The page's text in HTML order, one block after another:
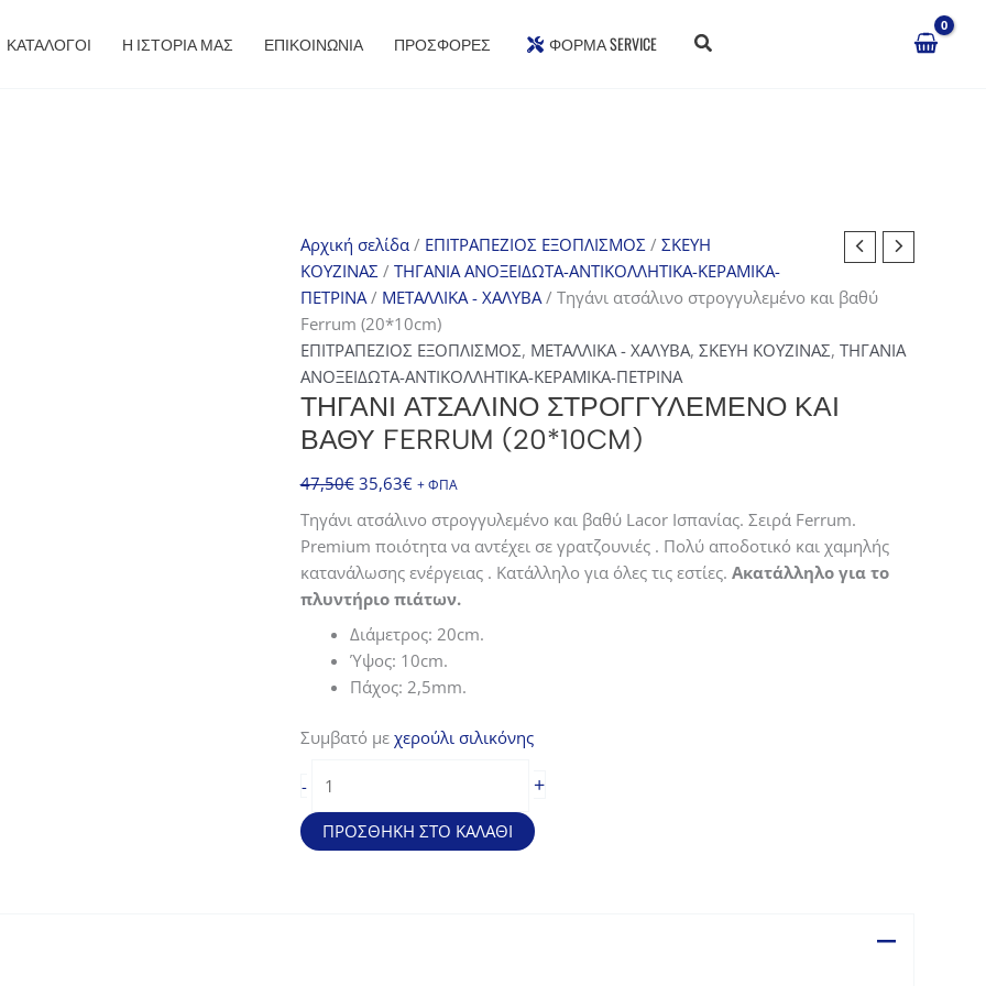
ΚΑΤΑΛΟΓΟΙ Η ΙΣΤΟΡΙΑ ΜΑΣ ΕΠΙΚΟΙΝΩΝΙΑ ΠΡΟΣΦΟΡΈΣ ΦΌΡΜΑ SERVICE
Αρχική σελίδα/ ΕΠΙΤΡΑΠΕΖΙΟΣ ΕΞΟΠΛΙΣΜΟΣ/ ΣΚΕΥΗ
ΚΟΥΖΙΝΑΣ/ ΤΗΓΑΝΙΑ ΑΝΟΞΕΙΔΩΤΑ-ΑΝΤΙΚΟΛΛΗΤΙΚΑ-ΚΕΡΑΜΙΚΑ-
ΠΕΤΡΙΝΑ/ ΜΕΤΑΛΛΙΚΑ - ΧΑΛΥΒΑ/ Τηγάνι ατσάλινο στρογγυλεμένο και βαθύ
Ferrum (20*10cm)
ΕΠΙΤΡΑΠΕΖΙΟΣ ΕΞΟΠΛΙΣΜΟΣ, ΜΕΤΑΛΛΙΚΑ - ΧΑΛΥΒΑ, ΣΚΕΥΗ ΚΟΥΖΙΝΑΣ, ΤΗΓΑΝΙΑ
ΑΝΟΞΕΙΔΩΤΑ-ΑΝΤΙΚΟΛΛΗΤΙΚΑ-ΚΕΡΑΜΙΚΑ-ΠΕΤΡΙΝΑ
ΤΗΓΆΝΙ ΑΤΣΆΛΙΝΟ ΣΤΡΟΓΓΥΛΕΜΈΝΟ ΚΑΙ
ΒΑΘΎ FERRUM (20*10CM)
47,50€ Original
price
47,50€.
35,63€Η
είναι:
35,63€.
+ ΦΠΑ
Τηγάνι ατσάλινο στρογγυλεμένο και βαθύ Lacor Ισπανίας. Σειρά Ferrum.
Premium ποιότητα να αντέχει σε γρατζουνιές . Πολύ αποδοτικό και χαμηλής
κατανάλωσης ενέργειας . Κατάλληλο για όλες τις εστίες. Ακατάλληλο για το
πλυντήριο πιάτων.
Διάμετρος: 20cm.
Ύψος: 10cm.
Πάχος: 2,5mm.
Συμβατό με χερούλι σιλικόνης
-
ατσάλινο
στρογγυλεμένο
και
+
ΠΡΟΣΘΉΚΗ ΣΤΟ ΚΑΛΆΘΙ